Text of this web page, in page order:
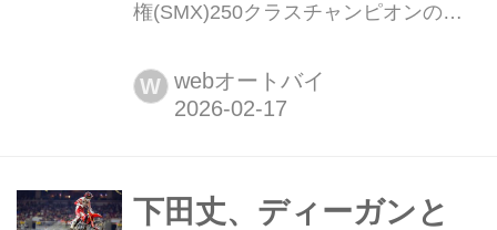
権(SMX)250クラスチャンピオンの下
AMAスーパークロス選手権 250SXイ
ーストの開幕戦に出場することが公表
負傷し、こ...
W webオートバイ
下田丈、ディーガンと